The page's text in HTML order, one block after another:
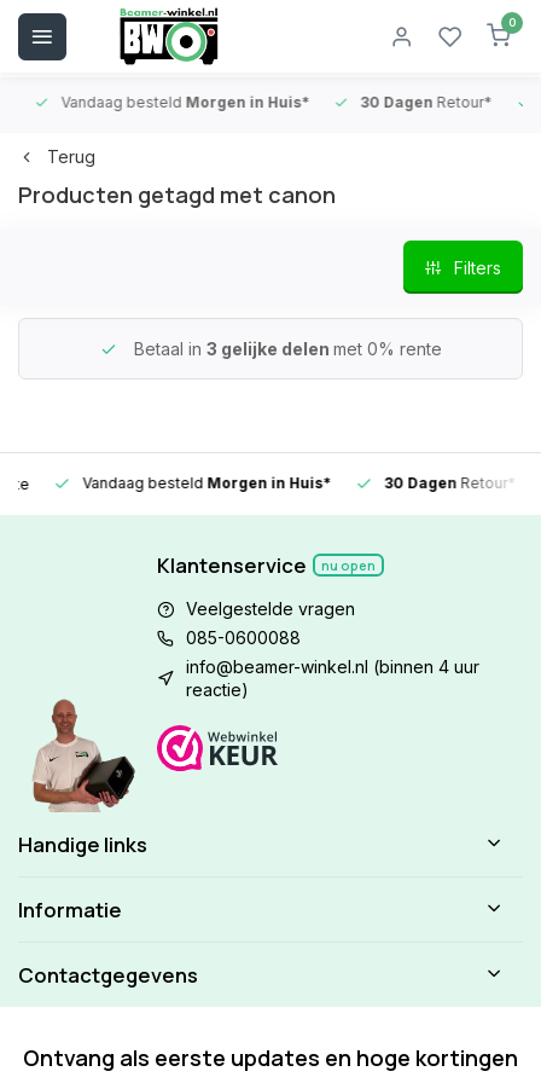
0
Vandaag besteldMorgen in Huis* 30 DagenRetour*
Terug
Producten getagd met canon
Filters
Betaal in 3 gelijke delen met 0% rente
Vandaag besteldMorgen in Huis* 30 DagenRetour*
Klantenservice nu open
Veelgestelde vragen
085-0600088
info@beamer-winkel.nl (binnen 4 uur
reactie)
Handige links
Informatie
Contactgegevens
Ontvang als eerste updates en hoge kortingen